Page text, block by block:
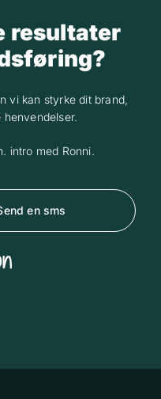
resultater
vi kan styrke dit brand,
intro med Ronni.
en sms